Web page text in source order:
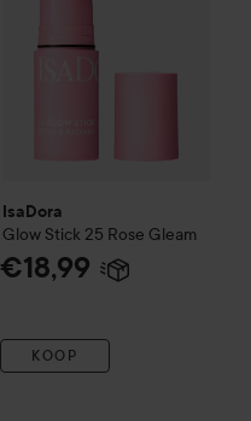
IsaDora
Glow Stick 25 Rose Gleam
€18,99
KOOP